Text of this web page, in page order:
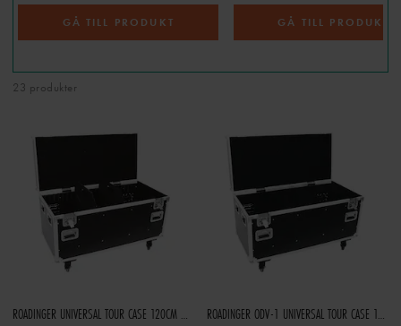
GÅ TILL PRODUKT GÅ TILL PRODUKT
23 produkter
ROADINGER UNIVERSAL TOUR CASE 120CM WITH WHEELS ROADINGER ODV-1 UNIVERSAL TOUR CASE 120CM WITH WHEELS